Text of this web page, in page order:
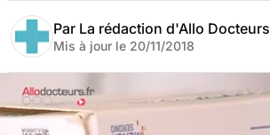
Par La rédaction d'Allo Docteurs
Mis à jour le 20/11/2018